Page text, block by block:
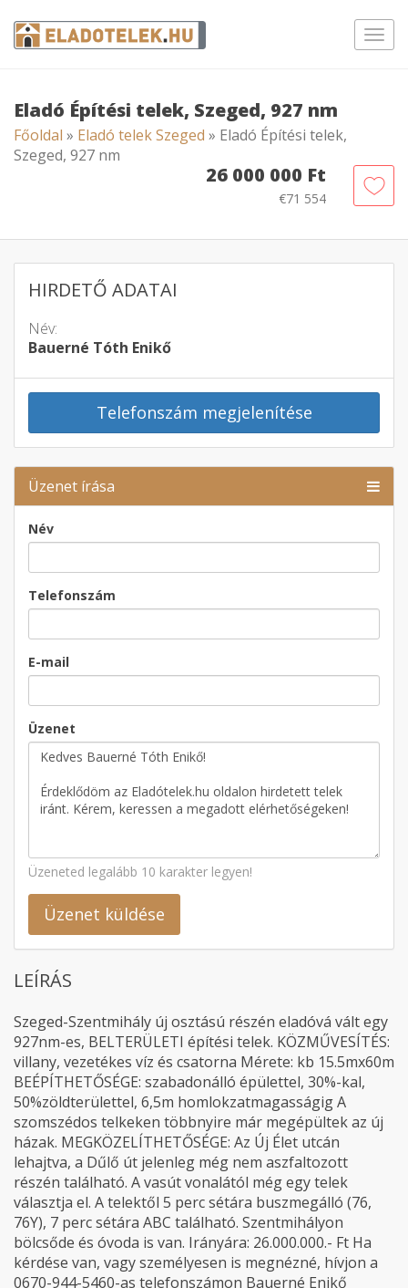
Eladó Építési telek, Szeged, 927 nm
Főoldal » Eladó telek Szeged » Eladó Építési telek,
Szeged, 927 nm
26 000 000 Ft
€71 554
HIRDETŐ ADATAI
Név:
Bauerné Tóth Enikő
Telefonszám megjelenítése
Üzenet írása
Név
Telefonszám
E-mail
Üzenet
Üzeneted legalább 10 karakter legyen!
Üzenet küldése
LEÍRÁS
Szeged-Szentmihály új osztású részén eladóvá vált egy
927nm-es, BELTERÜLETI építési telek. KÖZMŰVESÍTÉS:
villany, vezetékes víz és csatorna Mérete: kb 15.5mx60m
BEÉPÍTHETŐSÉGE: szabadonálló épülettel, 30%-kal,
50%zöldterülettel, 6,5m homlokzatmagasságig A
szomszédos telkeken többnyire már megépültek az új
házak. MEGKÖZELÍTHETŐSÉGE: Az Új Élet utcán
lehajtva, a Dűlő út jelenleg még nem aszfaltozott
részén található. A vasút vonalától még egy telek
választja el. A telektől 5 perc sétára buszmegálló (76,
76Y), 7 perc sétára ABC található. Szentmihályon
bölcsőde és óvoda is van. Irányára: 26.000.000.- Ft Ha
kérdése van, vagy személyesen is megnézné, hívjon a
0670-944-5460-as telefonszámon Bauerné Enikő